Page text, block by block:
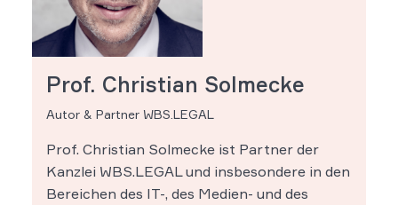
Prof. Christian Solmecke
Autor & Partner WBS.LEGAL
Prof. Christian Solmecke ist Partner der
Kanzlei WBS.LEGAL und insbesondere in den
Bereichen des IT-, des Medien- und des